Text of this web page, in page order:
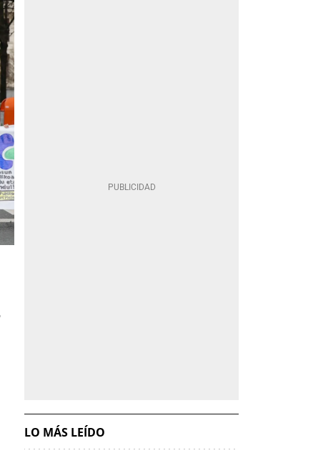
LO MÁS LEÍDO